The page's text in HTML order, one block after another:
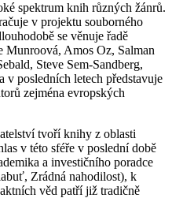
spektrum knih různých žánrů.
v projektu souborného
se věnuje řadě
Amos Oz, Salman
Steve Sem-Sandberg,
posledních letech představuje
zejména evropských
tvoří knihy z oblasti
v této sféře v poslední době
a investičního poradce
Zrádná nahodilost), k
věd patří již tradičně